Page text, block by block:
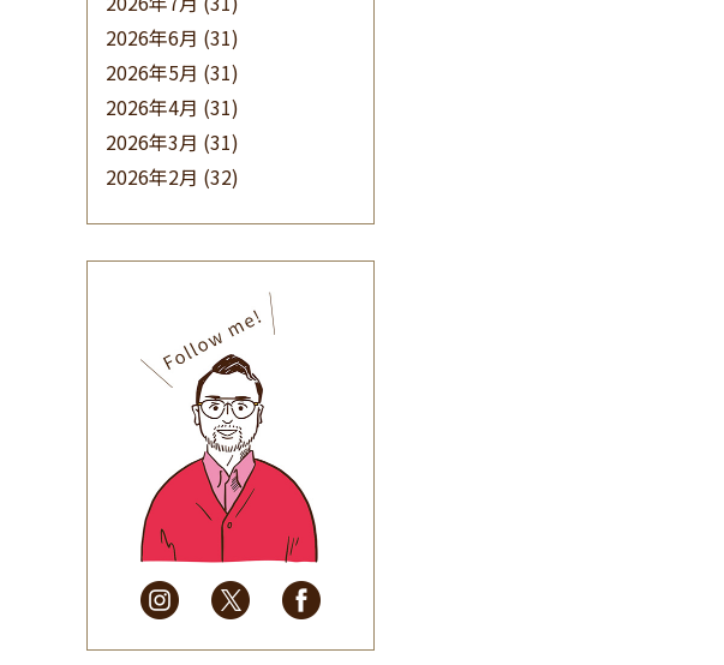
2026年6月 (31)
2026年5月 (31)
2026年4月 (31)
2026年3月 (31)
2026年2月 (32)
(32)
2025年9月(30)
2025年8月(31)
2025年7月(37)
2025年6月(48)
2025年5月
(41)
2025年4月
(32)
2025年3月(31)
2025年2月
(28)
2025年1月
(34)